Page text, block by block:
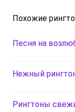
Похожие
Песня на
Нежный
Рингтоны